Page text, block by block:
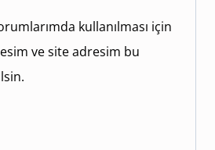
kullanılması için
ve site adresim bu